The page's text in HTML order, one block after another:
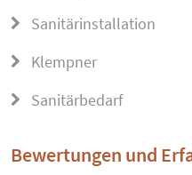
Sanitärinstallation
Klempner
Sanitärbedarf
Bewertungen und